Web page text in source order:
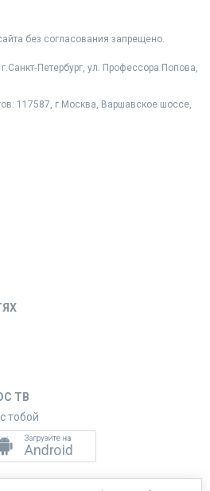
без согласования запрещено.
ул. Профессора Попова,
117587, г.Москва, Варшавское шоссе,
ТВ
тобой